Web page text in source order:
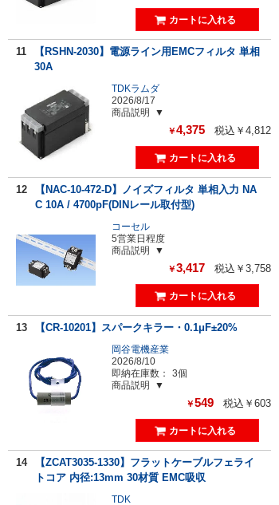
11
【RSHN-2030】電源ライン用EMCフィルタ 単相
30A
TDKラムダ
2026/8/17
商品説明
￥4,375 税込￥4,812
12
【NAC-10-472-D】ノイズフィルタ 単相入力 NA
C 10A / 4700pF(DINレール取付型)
コーセル
5営業日程度
商品説明
￥3,417 税込￥3,758
13 【CR-10201】スパークキラー・0.1μF±20%
岡谷電機産業
2026/8/10
即納在庫数：
3個
商品説明
￥549 税込￥603
14
【ZCAT3035-1330】フラットケーブルフェライ
トコア 内径:13mm 30材質 EMC吸収
TDK